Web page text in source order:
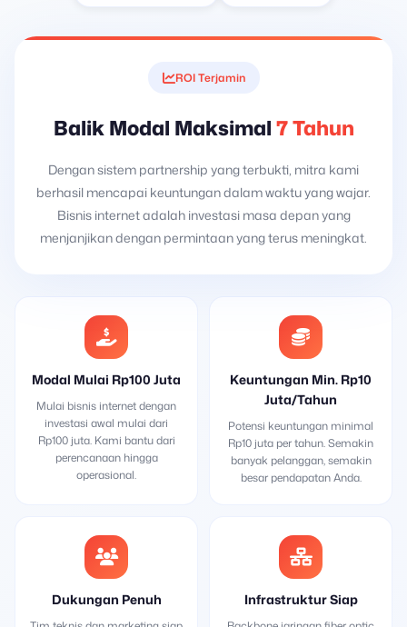
ROI Terjamin
Balik Modal Maksimal7 Tahun
Dengan sistem partnership yang terbukti, mitra kami
berhasil mencapai keuntungan dalam waktu yang wajar.
Bisnis internet adalah investasi masa depan yang
menjanjikan dengan permintaan yang terus meningkat.
Modal Mulai Rp100 Juta
Mulai bisnis internet dengan
investasi awal mulai dari
Rp100 juta. Kami bantu dari
perencanaan hingga
operasional.
Keuntungan Min. Rp10
Juta/Tahun
Potensi keuntungan minimal
Rp10 juta per tahun. Semakin
banyak pelanggan, semakin
besar pendapatan Anda.
Dukungan Penuh Infrastruktur Siap